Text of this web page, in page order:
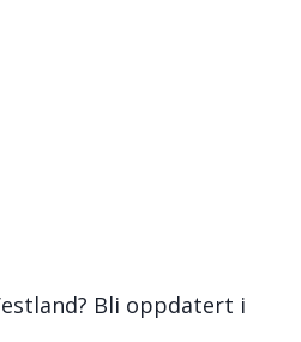
Bli oppdatert i